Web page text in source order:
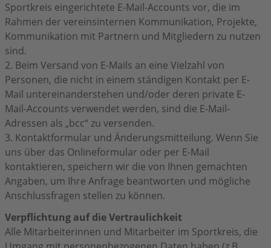
Sportkreis eingerichtete E-Mail-Accounts vor, die im
Rahmen der vereinsinternen Kommunikation, Projekte,
Kommunikation mit Partnern und Mitgliedern zu nutzen
sind.
2. Beim Versand von E-Mails an eine Vielzahl von
Personen, die nicht in einem ständigen Kontakt per E-
Mail untereinanderstehen und/oder deren private E-
Mail-Accounts verwendet werden, sind die E-Mail-
Adressen als „bcc“ zu versenden.
3. Kontaktformular und Änderungsmitteilung. Wenn Sie
uns über das Onlineformular oder per E-Mail
kontaktieren, speichern wir die von Ihnen gemachten
Angaben, um Ihre Anfrage beantworten und mögliche
Anschlussfragen stellen zu können.
Verpflichtung auf die Vertraulichkeit
Alle Mitarbeiterinnen und Mitarbeiter im Sportkreis, die